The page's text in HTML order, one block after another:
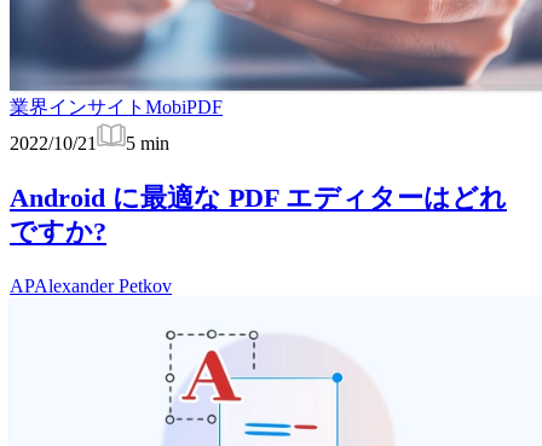
業界インサイト MobiPDF
2022/10/21
5 min
Android に最適な PDF エディターはどれ
ですか?
APAlexander Petkov